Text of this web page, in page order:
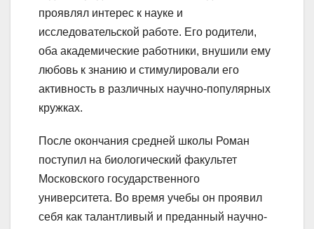
проявлял интерес к науке и
исследовательской работе. Его родители,
оба академические работники, внушили ему
любовь к знанию и стимулировали его
активность в различных научно-популярных
кружках.
После окончания средней школы Роман
поступил на биологический факультет
Московского государственного
университета. Во время учебы он проявил
себя как талантливый и преданный научно-